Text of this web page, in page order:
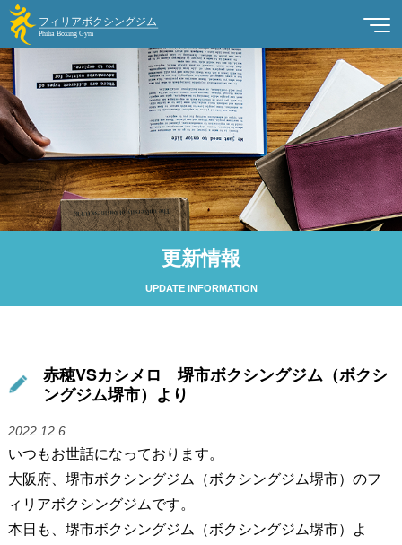
更新情報
UPDATE INFORMATION
赤穂VSカシメロ 堺市ボクシングジム（ボクシ
ングジム堺市）より
2022.12.6
いつもお世話になっております。
大阪府、堺市ボクシングジム（ボクシングジム堺市）のフ
ィリアボクシングジムです。
本日も、堺市ボクシングジム（ボクシングジム堺市）よ